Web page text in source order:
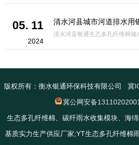
05. 11
2024
版权所有：衡水银通环保科技有限公司
冀
冀公网安备
生态多孔纤维棉、碳纤雨水收集模块、海
基质实力生产供应厂家;YT生态多孔纤维棉